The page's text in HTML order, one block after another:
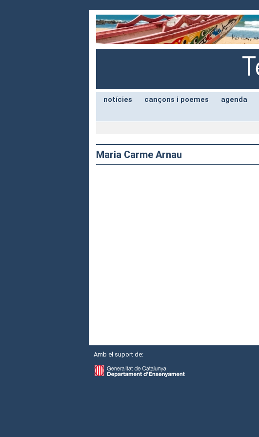
notícies cançons i poemes agenda
Maria Carme Arnau
Amb el suport de: